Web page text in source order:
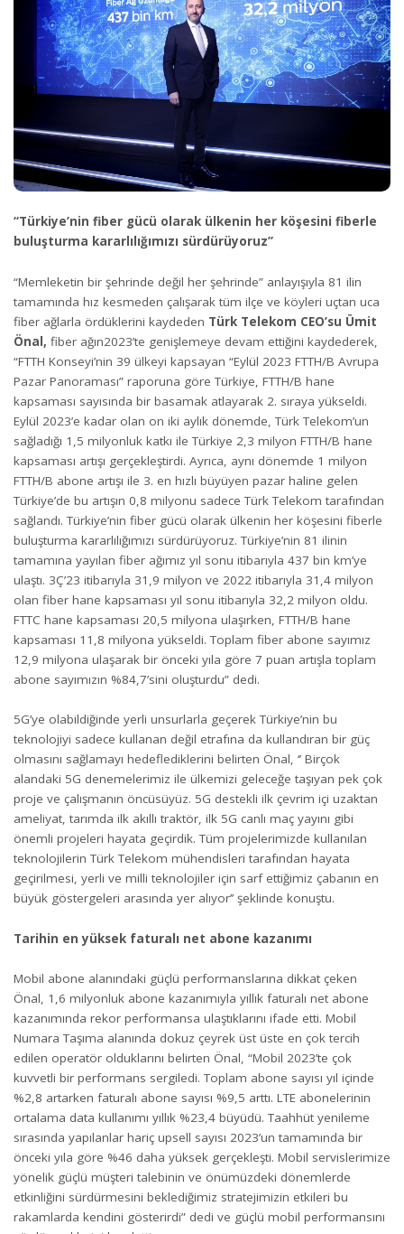
“Türkiye’nin fiber gücü olarak ülkenin her köşesini fiberle
buluşturma kararlılığımızı sürdürüyoruz”
“Memleketin bir şehrinde değil her şehrinde” anlayışıyla 81 ilin
tamamında hız kesmeden çalışarak tüm ilçe ve köyleri uçtan uca
fiber ağlarla ördüklerini kaydeden Türk Telekom CEO’su Ümit
Önal, fiber ağın2023’te genişlemeye devam ettiğini kaydederek,
“FTTH Konseyi’nin 39 ülkeyi kapsayan “Eylül 2023 FTTH/B Avrupa
Pazar Panoraması” raporuna göre Türkiye, FTTH/B hane
kapsaması sayısında bir basamak atlayarak 2. sıraya yükseldi.
Eylül 2023’e kadar olan on iki aylık dönemde, Türk Telekom’un
sağladığı 1,5 milyonluk katkı ile Türkiye 2,3 milyon FTTH/B hane
kapsaması artışı gerçekleştirdi. Ayrıca, aynı dönemde 1 milyon
FTTH/B abone artışı ile 3. en hızlı büyüyen pazar haline gelen
Türkiye’de bu artışın 0,8 milyonu sadece Türk Telekom tarafından
sağlandı. Türkiye’nin fiber gücü olarak ülkenin her köşesini fiberle
buluşturma kararlılığımızı sürdürüyoruz. Türkiye’nin 81 ilinin
tamamına yayılan fiber ağımız yıl sonu itibarıyla 437 bin km’ye
ulaştı. 3Ç’23 itibarıyla 31,9 milyon ve 2022 itibarıyla 31,4 milyon
olan fiber hane kapsaması yıl sonu itibarıyla 32,2 milyon oldu.
FTTC hane kapsaması 20,5 milyona ulaşırken, FTTH/B hane
kapsaması 11,8 milyona yükseldi. Toplam fiber abone sayımız
12,9 milyona ulaşarak bir önceki yıla göre 7 puan artışla toplam
abone sayımızın %84,7’sini oluşturdu” dedi.
5G’ye olabildiğinde yerli unsurlarla geçerek Türkiye’nin bu
teknolojiyi sadece kullanan değil etrafına da kullandıran bir güç
olmasını sağlamayı hedeflediklerini belirten Önal, ‘’ Birçok
alandaki 5G denemelerimiz ile ülkemizi geleceğe taşıyan pek çok
proje ve çalışmanın öncüsüyüz. 5G destekli ilk çevrim içi uzaktan
ameliyat, tarımda ilk akıllı traktör, ilk 5G canlı maç yayını gibi
önemli projeleri hayata geçirdik. Tüm projelerimizde kullanılan
teknolojilerin Türk Telekom mühendisleri tarafından hayata
geçirilmesi, yerli ve milli teknolojiler için sarf ettiğimiz çabanın en
büyük göstergeleri arasında yer alıyor’’ şeklinde konuştu.
Tarihin en yüksek faturalı net abone kazanımı
Mobil abone alanındaki güçlü performanslarına dikkat çeken
Önal, 1,6 milyonluk abone kazanımıyla yıllık faturalı net abone
kazanımında rekor performansa ulaştıklarını ifade etti. Mobil
Numara Taşıma alanında dokuz çeyrek üst üste en çok tercih
edilen operatör olduklarını belirten Önal, “Mobil 2023’te çok
kuvvetli bir performans sergiledi. Toplam abone sayısı yıl içinde
%2,8 artarken faturalı abone sayısı %9,5 arttı. LTE abonelerinin
ortalama data kullanımı yıllık %23,4 büyüdü. Taahhüt yenileme
sırasında yapılanlar hariç upsell sayısı 2023’un tamamında bir
önceki yıla göre %46 daha yüksek gerçekleşti. Mobil servislerimize
yönelik güçlü müşteri talebinin ve önümüzdeki dönemlerde
etkinliğini sürdürmesini beklediğimiz stratejimizin etkileri bu
rakamlarda kendini gösterirdi” dedi ve güçlü mobil performansını